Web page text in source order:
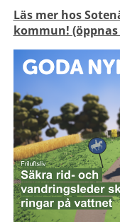
Läs mer hos
kommun! (öppnas